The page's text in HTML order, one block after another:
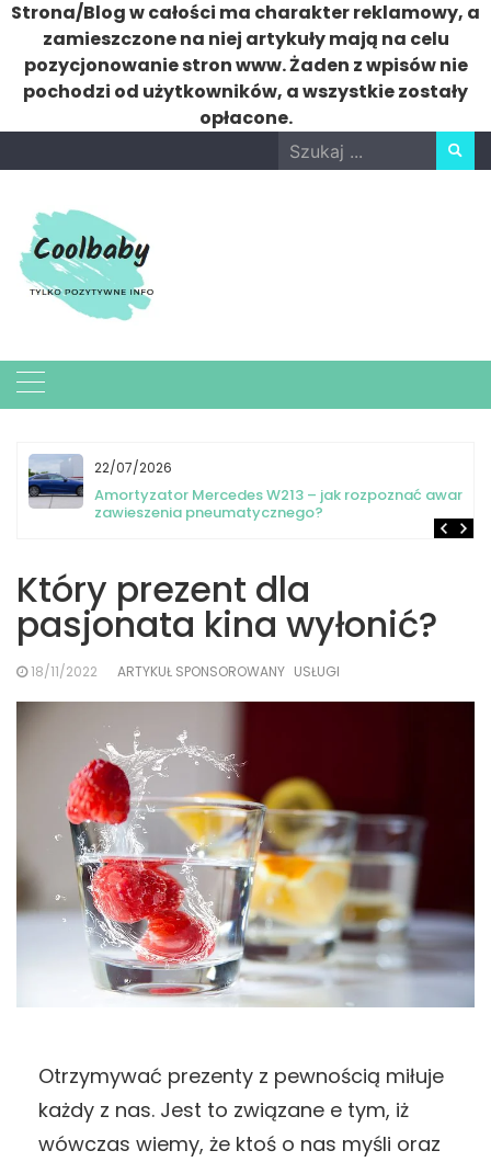
Strona/Blog w całości ma charakter reklamowy, a
zamieszczone na niej artykuły mają na celu
pozycjonowanie stron www. Żaden z wpisów nie
pochodzi od użytkowników, a wszystkie zostały
opłacone.
to
Search
for:
22/07/2026
Amortyzator Mercedes W213 – jak rozpoznać awarię
zawieszenia pneumatycznego?
Który prezent dla
pasjonata kina wyłonić?
18/11/2022 ARTYKUŁ SPONSOROWANY USŁUGI
Otrzymywać prezenty z pewnością miłuje
każdy z nas. Jest to związane e tym, iż
wówczas wiemy, że ktoś o nas myśli oraz